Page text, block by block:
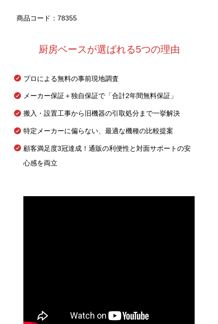
商品コード：78355
厨房ベースが選ばれる5つの理由
プロによる無料の事前現地調査
メーカー保証＋独自保証で「合計2年間無料保証」
搬入・設置工事から旧機器の引取処分まで一挙解決
特定メーカーに偏らない、最適な機種の比較提案
顧客満足度3冠達成！通販の利便性と対面サポートの安
心感を両立